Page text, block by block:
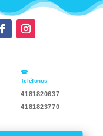
Teléfonos
4181820637
4181823770